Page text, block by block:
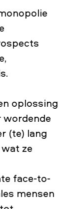
oplossing
wordende
(te) lang
ze
face-to-
mensen